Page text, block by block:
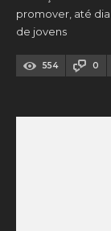
promover, até
de jovens
554 0